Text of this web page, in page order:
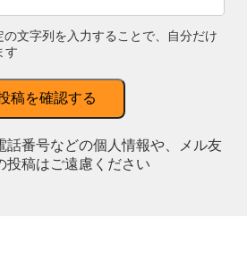
文字列を入力することで、自分だけ
す
稿を確認する
番号などの個人情報や、メル友
投稿はご遠慮ください